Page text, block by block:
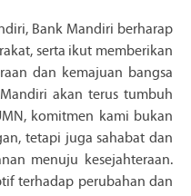
Bank Mandiri berharap
serta ikut memberikan
dan kemajuan bangsa
akan terus tumbuh
komitmen kami bukan
tetapi juga sahabat dan
menuju kesejahteraan.
terhadap perubahan dan